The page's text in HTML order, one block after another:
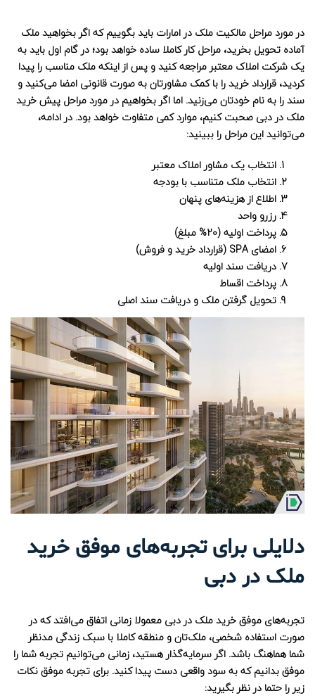
در مورد مراحل مالکیت ملک در امارات باید بگوییم که اگر بخواهید ملک
آماده تحویل بخرید، مراحل کار کاملا ساده خواهد بود؛ در گام اول باید به
یک شرکت املاک معتبر مراجعه کنید و پس از اینکه ملک مناسب را پیدا
کردید، قرارداد خرید را با کمک مشاورتان به صورت قانونی امضا می‌کنید و
سند را به نام خودتان می‌زنید. اما اگر بخواهیم در مورد مراحل پیش خرید
ملک در دبی صحبت کنیم، موارد کمی متفاوت خواهد بود. در ادامه،
می‌توانید این مراحل را ببینید:
انتخاب یک مشاور املاک معتبر
انتخاب ملک متناسب با بودجه
اطلاع از هزینه‌های پنهان
رزرو واحد
پرداخت اولیه (20% مبلغ)
امضای SPA (قرارداد خرید و فروش)
دریافت سند اولیه
پرداخت اقساط
تحویل گرفتن ملک و دریافت سند اصلی
دلایلی برای تجربه‌های موفق خرید
ملک در دبی
تجربه‌های موفق خرید ملک در دبی معمولا زمانی اتفاق می‌افتد که در
صورت استفاده شخصی، ملک‌تان و منطقه کاملا با سبک زندگی مدنظر
شما هماهنگ باشد. اگر سرمایه‌گذار هستید، زمانی می‌توانیم تجربه شما را
موفق بدانیم که به سود واقعی دست پیدا کنید. برای تجربه موفق نکات
زیر را حتما در نظر بگیرید: